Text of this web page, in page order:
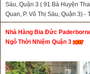
Sáu, Quận 3 ( 91 Bà Huyện
Quan, P. Võ Thị Sáu, Quận 3) -
0903826414
Nhà Hàng Bia Đức
Ngô Thời Nhiệm Quận 3